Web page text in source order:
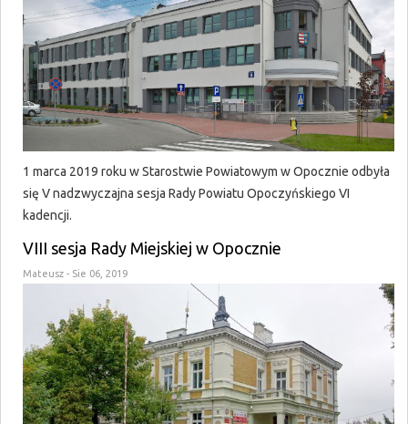
1 marca 2019 roku w Starostwie Powiatowym w Opocznie odbyła
się V nadzwyczajna sesja Rady Powiatu Opoczyńskiego VI
kadencji.
VIII sesja Rady Miejskiej w Opocznie
Mateusz - Sie 06, 2019